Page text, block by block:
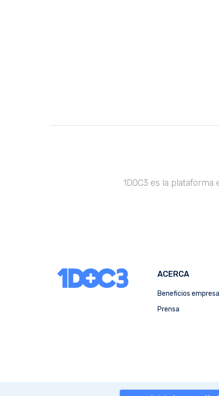
1DOC3 es la
ACERCA
Beneficios
Prensa